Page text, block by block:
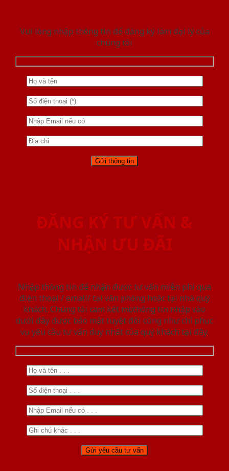
Vui lòng nhập thông tin để đăng ký làm đại lý của
chúng tôi
ĐĂNG KÝ TƯ VẤN &
NHẬN ƯU ĐÃI
Nhập thông tin để nhận được tư vấn miễn phí qua
điện thoại / email/ tại văn phòng hoặc tại nhà quý
khách. Chúng tôi cam kết mọi thông tin nhập vào
dưới đây được bảo mật tuyệt đối cũng như chỉ phục
vụ yêu cầu tư vấn duy nhất của quý khách tại đây.